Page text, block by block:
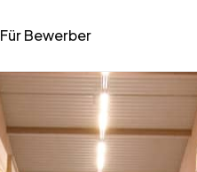
Für Bewerber